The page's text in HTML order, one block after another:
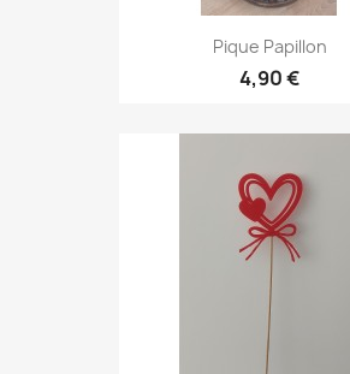
Pique Papillon
4,90 €